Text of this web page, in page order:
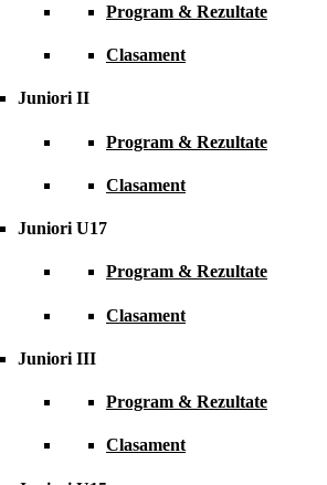
Program & Rezultate
Clasament
Juniori II
Program & Rezultate
Clasament
Juniori U17
Program & Rezultate
Clasament
Juniori III
Program & Rezultate
Clasament